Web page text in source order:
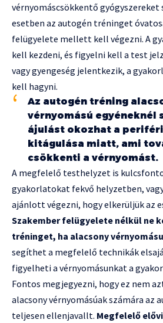
vérnyomáscsökkentő gyógyszereket
esetben az autogén tréninget
felügyelete mellett kell végezni. A
kell kezdeni, és figyelni kell a test
vagy gyengeség jelentkezik, a
kell hagyni.
Az autogén tréning
vérnyomású egyéneknél
ájulást okozhat a
kitágulása miatt, ami
csökkenti a vérnyomást.
A megfelelő testhelyzet is
gyakorlatokat fekvő helyzetben,
ajánlott végezni, hogy elkerüljük az
Szakember felügyelete nélkül ne
tréninget, ha alacsony
segíthet a megfelelő technikák
figyelheti a vérnyomásunkat a
Fontos megjegyezni, hogy ez nem
alacsony vérnyomásúak számára az
teljesen ellenjavallt. Megfelelő